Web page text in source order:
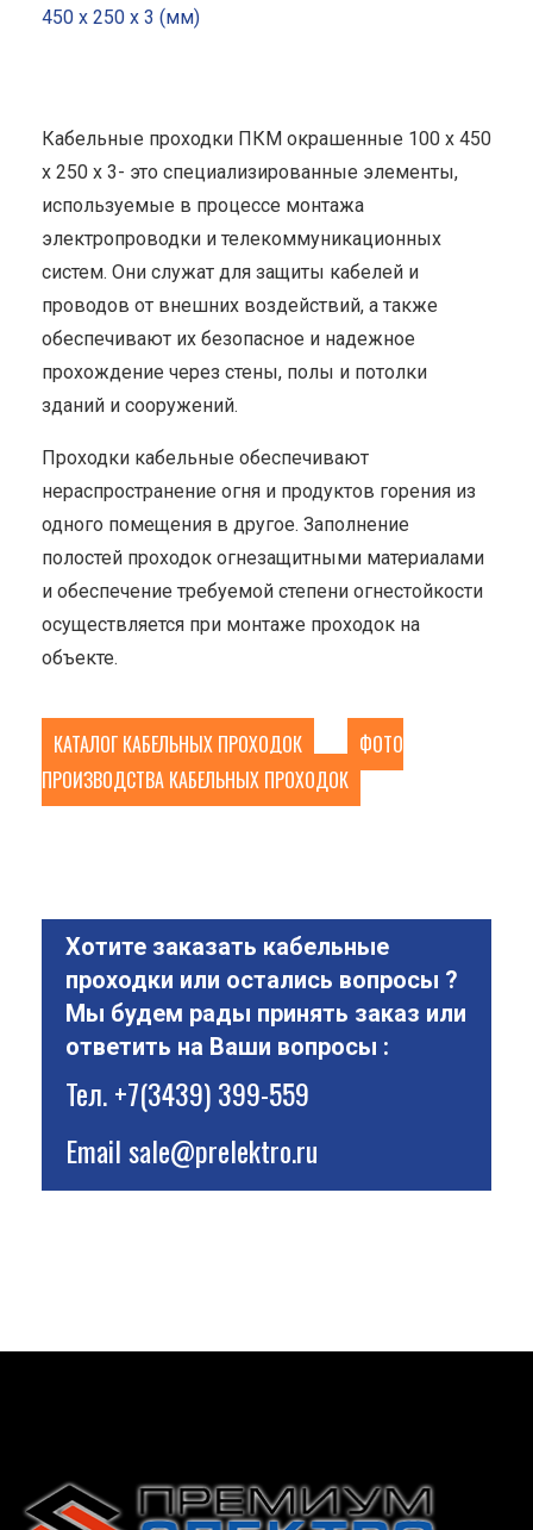
450 x 250 x 3 (мм)
Кабельные проходки ПКМ окрашенные 100 x 450
x 250 x 3- это специализированные элементы,
используемые в процессе монтажа
электропроводки и телекоммуникационных
систем. Они служат для защиты кабелей и
проводов от внешних воздействий, а также
обеспечивают их безопасное и надежное
прохождение через стены, полы и потолки
зданий и сооружений.
Проходки кабельные обеспечивают
нераспространение огня и продуктов горения из
одного помещения в другое. Заполнение
полостей проходок огнезащитными материалами
и обеспечение требуемой степени огнестойкости
осуществляется при монтаже проходок на
объекте.
КАТАЛОГ КАБЕЛЬНЫХ ПРОХОДОК
ФОТО
ПРОИЗВОДСТВА КАБЕЛЬНЫХ ПРОХОДОК
Хотите заказать кабельные
проходки или остались вопросы ?
Мы будем рады принять заказ или
ответить на Ваши вопросы :
Тел.+7(3439) 399-559
Emailsale@prelektro.ru